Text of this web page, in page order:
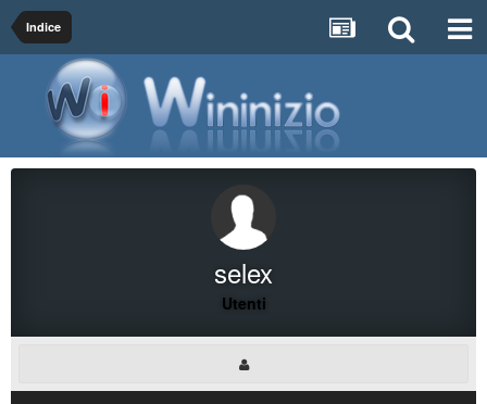
Indice
selex
Utenti